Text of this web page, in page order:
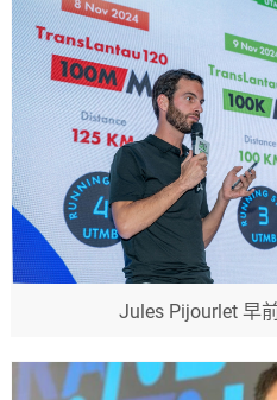
Jules Pijourlet 早